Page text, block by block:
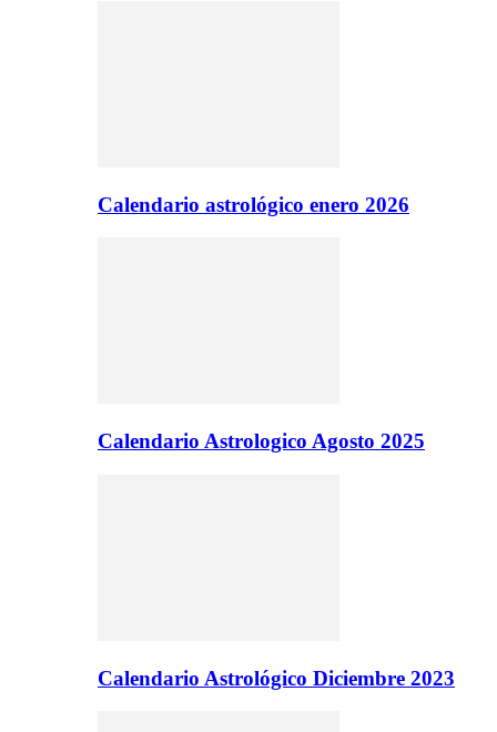
Calendario astrológico enero 2026
Calendario Astrologico Agosto 2025
Calendario Astrológico Diciembre 2023